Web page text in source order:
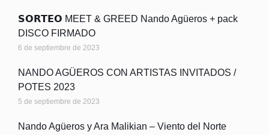
𝗦𝗢𝗥𝗧𝗘𝗢 MEET & GREED Nando Agüeros + pack
DISCO FIRMADO
6 de septiembre de 2023
NANDO AGÜEROS CON ARTISTAS INVITADOS /
POTES 2023
5 de septiembre de 2023
Nando Agüeros y Ara Malikian – Viento del Norte